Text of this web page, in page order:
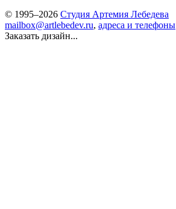
© 1995–2026 Студия Артемия Лебедева
mailbox@artlebedev.ru, адреса и телефоны
Заказать дизайн...